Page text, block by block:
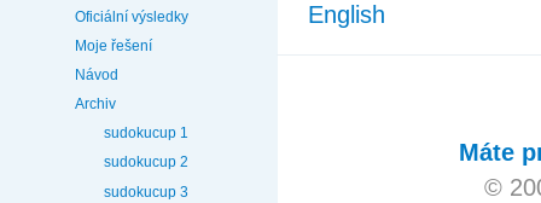
Oficiální výsledky
Moje řešení
Návod
Archiv
sudokucup 1
sudokucup 2
sudokucup 3
English
Máte
©